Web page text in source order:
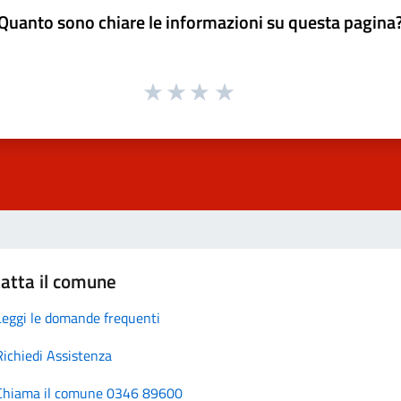
sono chiare le informazioni su questa
il comune
le domande frequenti
Assistenza
il comune 0346 89600